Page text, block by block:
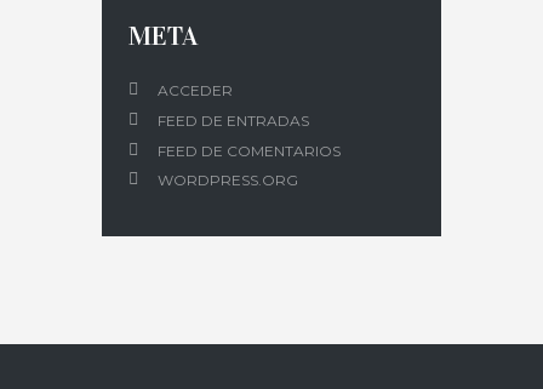
META
ACCEDER
FEED DE ENTRADAS
FEED DE COMENTARIOS
WORDPRESS.ORG